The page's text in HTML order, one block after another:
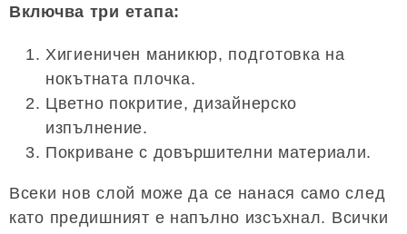
Включва три етапа:
Хигиеничен маникюр, подготовка на
нокътната плочка.
Цветно покритие, дизайнерско
изпълнение.
Покриване с довършителни материали.
Всеки нов слой може да се нанася само след
като предишният е напълно изсъхнал. Всички